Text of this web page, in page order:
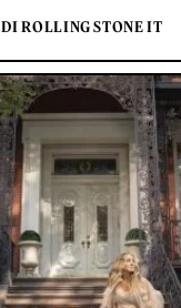
DI ROLLING STONE IT